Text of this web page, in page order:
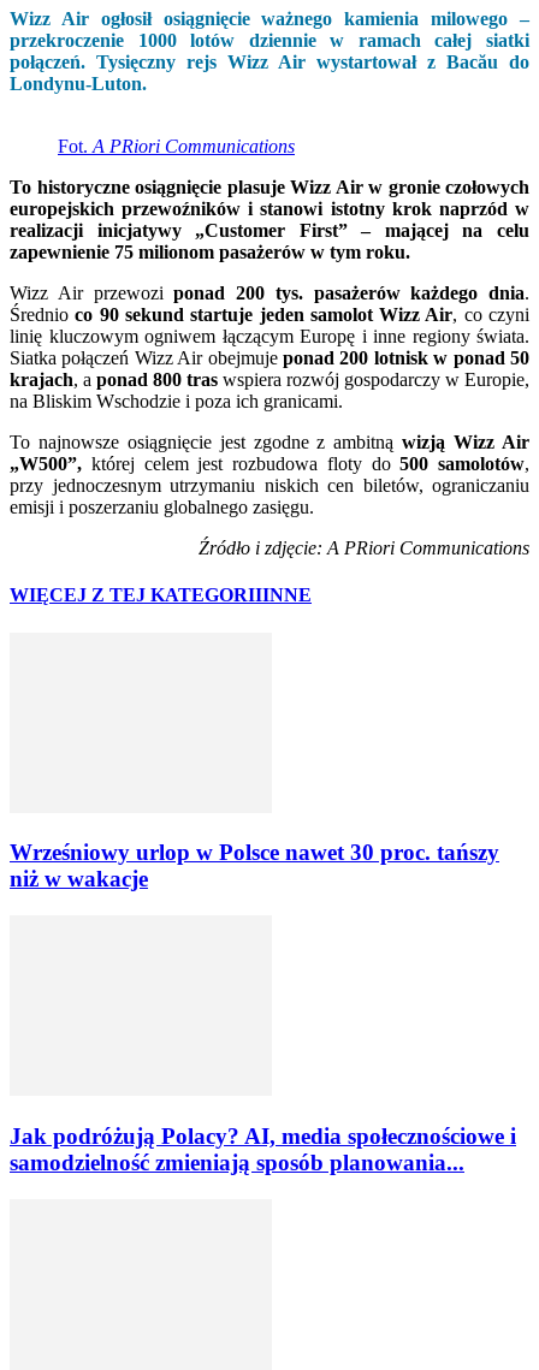
Wizz Air ogłosił osiągnięcie ważnego kamienia milowego –
przekroczenie 1000 lotów dziennie w ramach całej siatki
połączeń. Tysięczny rejs Wizz Air wystartował z Bacău do
Londynu-Luton.
Fot. A PRiori Communications
To historyczne osiągnięcie plasuje Wizz Air w gronie czołowych
europejskich przewoźników i stanowi istotny krok naprzód w
realizacji inicjatywy „Customer First” – mającej na celu
zapewnienie 75 milionom pasażerów w tym roku.
Wizz Air przewoziponad 200 tys. pasażerów każdego dnia.
Średnioco 90 sekund startuje jeden samolot Wizz Air, co czyni
linię kluczowym ogniwem łączącym Europę i inne regiony świata.
Siatka połączeń Wizz Air obejmuje ponad 200 lotnisk w ponad 50
krajach, a ponad 800 tras wspiera rozwój gospodarczy w Europie,
na Bliskim Wschodzie i poza ich granicami.
To najnowsze osiągnięcie jest zgodne z ambitnąwizją Wizz Air
„W500”, której celem jest rozbudowa floty do500 samolotów,
przy jednoczesnym utrzymaniu niskich cen biletów, ograniczaniu
emisji i poszerzaniu globalnego zasięgu.
Źródło i zdjęcie: A PRiori Communications
WIĘCEJ Z TEJ KATEGORIIINNE
Wrześniowy urlop w Polsce nawet 30 proc. tańszy
niż w wakacje
Jak podróżują Polacy? AI, media społecznościowe i
samodzielność zmieniają sposób planowania...